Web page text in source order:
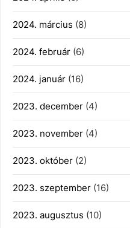
2024. március (8)
2024. február (6)
2024. január (16)
2023. december (4)
2023. november (4)
2023. október (2)
2023. szeptember (16)
2023. augusztus (10)